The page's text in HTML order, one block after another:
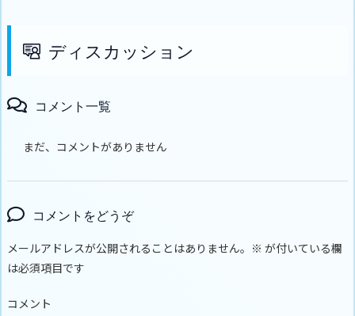
ディスカッション
コメント一覧
まだ、コメントがありません
コメントをどうぞ
メールアドレスが公開されることはありません。 ※ が付いている欄
は必須項目です
コメント